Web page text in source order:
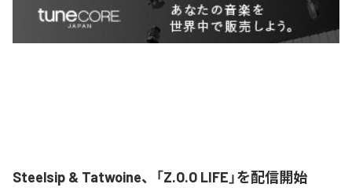
Steelsip & Tatwoine、「Z.O.O LIFE」を配信開始